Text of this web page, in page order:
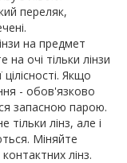
переляк,
на предмет
очі тільки лінзи
Якщо
- обов'язково
запасною парою.
лінз, але і
Міняйте
лінз.